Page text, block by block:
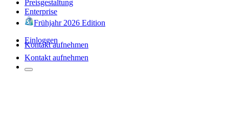
Preisgestaltung
Enterprise
Frühjahr 2026 Edition
Einloggen
Kontakt aufnehmen
Kontakt aufnehmen